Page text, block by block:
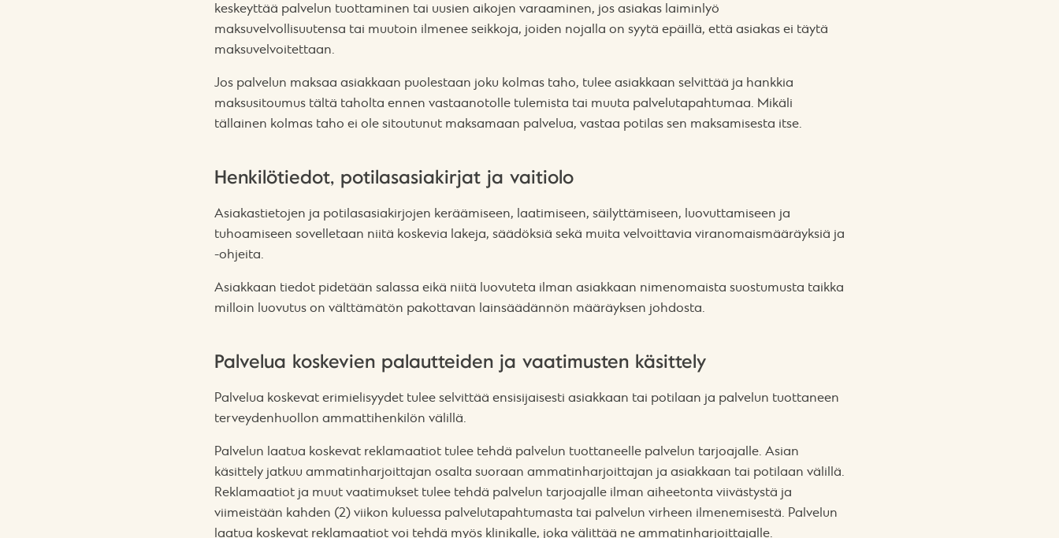
keskeyttää palvelun tuottaminen tai uusien aikojen varaaminen, jos asiakas laiminlyö
maksuvelvollisuutensa tai muutoin ilmenee seikkoja, joiden nojalla on syytä epäillä, että asiakas ei täytä
maksuvelvoitettaan.
Jos palvelun maksaa asiakkaan puolestaan joku kolmas taho, tulee asiakkaan selvittää ja hankkia
maksusitoumus tältä taholta ennen vastaanotolle tulemista tai muuta palvelutapahtumaa. Mikäli
tällainen kolmas taho ei ole sitoutunut maksamaan palvelua, vastaa potilas sen maksamisesta itse.
Henkilötiedot, potilasasiakirjat ja vaitiolo
Asiakastietojen ja potilasasiakirjojen keräämiseen, laatimiseen, säilyttämiseen, luovuttamiseen ja
tuhoamiseen sovelletaan niitä koskevia lakeja, säädöksiä sekä muita velvoittavia viranomais­määräyksiä ja
-ohjeita.
Asiakkaan tiedot pidetään salassa eikä niitä luovuteta ilman asiakkaan nimenomaista suostumusta taikka
milloin luovutus on välttämätön pakottavan lainsäädännön määräyksen johdosta.
Palvelua koskevien palautteiden ja vaatimusten käsittely
Palvelua koskevat erimielisyydet tulee selvittää ensisijaisesti asiakkaan tai potilaan ja palvelun tuottaneen
terveydenhuollon ammattihenkilön välillä.
Palvelun laatua koskevat reklamaatiot tulee tehdä palvelun tuottaneelle palvelun tarjoajalle. Asian
käsittely jatkuu ammatinharjoittajan osalta suoraan ammatinharjoittajan ja asiakkaan tai potilaan välillä.
Reklamaatiot ja muut vaatimukset tulee tehdä palvelun tarjoajalle ilman aiheetonta viivästystä ja
viimeistään kahden (2) viikon kuluessa palvelutapahtumasta tai palvelun virheen ilmenemisestä. Palvelun
laatua koskevat reklamaatiot voi tehdä myös klinikalle, joka välittää ne ammatinharjoittajalle.